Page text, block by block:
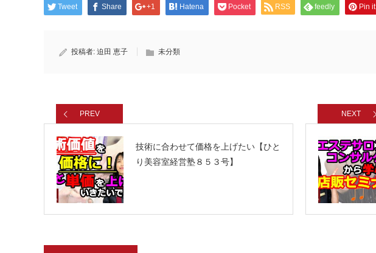
Tweet Share +1 Hatena Pocket RSS feedly Pin it
投稿者: 迫田 恵子 未分類
PREV
技術に合わせて価格を上げたい【ひと
り美容室経営塾８５３号】
NEXT